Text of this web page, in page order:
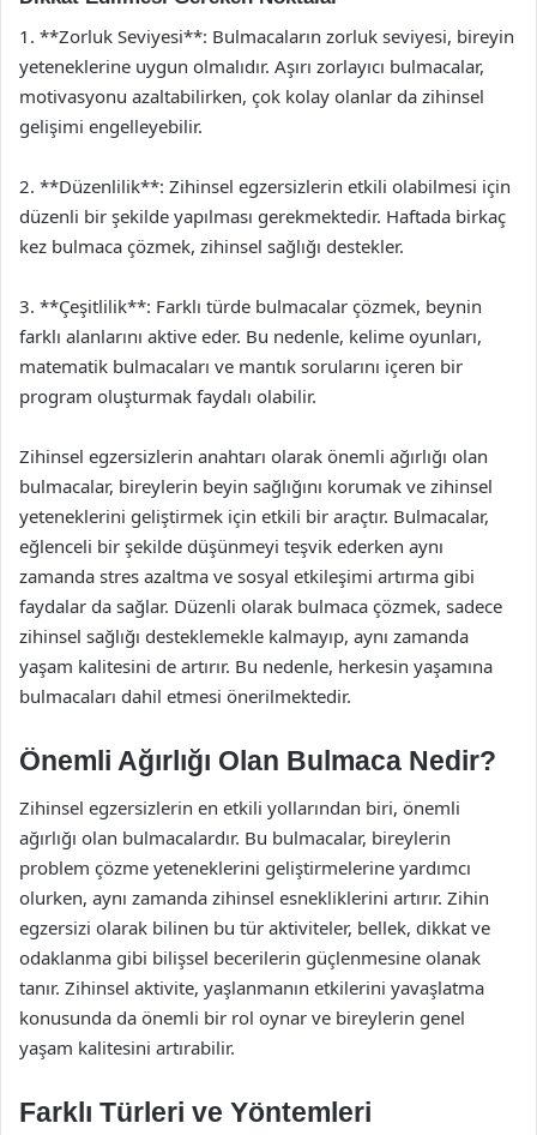
1. **Zorluk Seviyesi**: Bulmacaların zorluk seviyesi, bireyin
yeteneklerine uygun olmalıdır. Aşırı zorlayıcı bulmacalar,
motivasyonu azaltabilirken, çok kolay olanlar da zihinsel
gelişimi engelleyebilir.
2. **Düzenlilik**: Zihinsel egzersizlerin etkili olabilmesi için
düzenli bir şekilde yapılması gerekmektedir. Haftada birkaç
kez bulmaca çözmek, zihinsel sağlığı destekler.
3. **Çeşitlilik**: Farklı türde bulmacalar çözmek, beynin
farklı alanlarını aktive eder. Bu nedenle, kelime oyunları,
matematik bulmacaları ve mantık sorularını içeren bir
program oluşturmak faydalı olabilir.
Zihinsel egzersizlerin anahtarı olarak önemli ağırlığı olan
bulmacalar, bireylerin beyin sağlığını korumak ve zihinsel
yeteneklerini geliştirmek için etkili bir araçtır. Bulmacalar,
eğlenceli bir şekilde düşünmeyi teşvik ederken aynı
zamanda stres azaltma ve sosyal etkileşimi artırma gibi
faydalar da sağlar. Düzenli olarak bulmaca çözmek, sadece
zihinsel sağlığı desteklemekle kalmayıp, aynı zamanda
yaşam kalitesini de artırır. Bu nedenle, herkesin yaşamına
bulmacaları dahil etmesi önerilmektedir.
Önemli Ağırlığı Olan Bulmaca Nedir?
Zihinsel egzersizlerin en etkili yollarından biri, önemli
ağırlığı olan bulmacalardır. Bu bulmacalar, bireylerin
problem çözme yeteneklerini geliştirmelerine yardımcı
olurken, aynı zamanda zihinsel esnekliklerini artırır. Zihin
egzersizi olarak bilinen bu tür aktiviteler, bellek, dikkat ve
odaklanma gibi bilişsel becerilerin güçlenmesine olanak
tanır. Zihinsel aktivite, yaşlanmanın etkilerini yavaşlatma
konusunda da önemli bir rol oynar ve bireylerin genel
yaşam kalitesini artırabilir.
Farklı Türleri ve Yöntemleri